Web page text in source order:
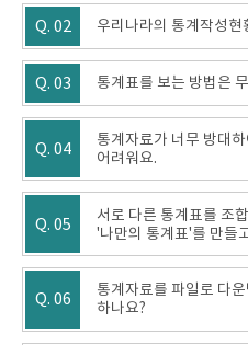
Q. 02 우리나라의 통계작성현
Q. 03 통계표를 보는 방법은
Q. 04
통계자료가 너무 방대
어려워요.
Q. 05
서로 다른 통계표를 조
'나만의 통계표'를 만들
Q. 06
통계자료를 파일로 다
하나요?